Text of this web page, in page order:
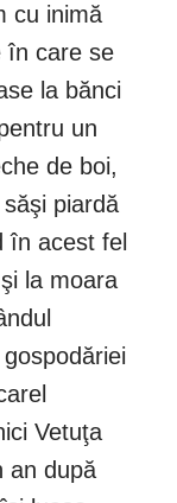
cu inimă
în care se
la bănci
un
de boi,
piardă
în acest fel
la moara
Vetuţa
an după